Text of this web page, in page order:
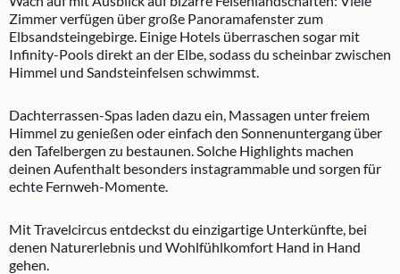
Zimmer verfügen über große Panoramafenster zum
Elbsandsteingebirge. Einige Hotels überraschen sogar mit
Infinity-Pools direkt an der Elbe, sodass du scheinbar zwischen
Himmel und Sandsteinfelsen schwimmst.
Dachterrassen-Spas laden dazu ein, Massagen unter freiem
Himmel zu genießen oder einfach den Sonnenuntergang über
den Tafelbergen zu bestaunen. Solche Highlights machen
deinen Aufenthalt besonders instagrammable und sorgen für
echte Fernweh-Momente.
Mit Travelcircus entdeckst du einzigartige Unterkünfte, bei
denen Naturerlebnis und Wohlfühlkomfort Hand in Hand
gehen.